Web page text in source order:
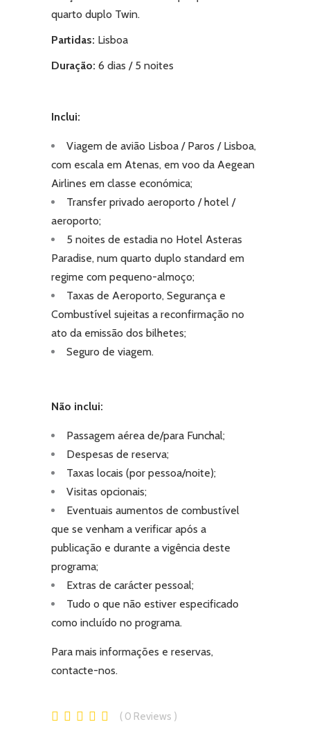
quarto duplo Twin.
Partidas: Lisboa
Duração: 6 dias / 5 noites
Inclui:
Viagem de avião Lisboa / Paros / Lisboa,
com escala em Atenas, em voo da Aegean
Airlines em classe económica;
Transfer privado aeroporto / hotel /
aeroporto;
5 noites de estadia no Hotel Asteras
Paradise, num quarto duplo standard em
regime com pequeno-almoço;
Taxas de Aeroporto, Segurança e
Combustível sujeitas a reconfirmação no
ato da emissão dos bilhetes;
Seguro de viagem.
Não inclui:
Passagem aérea de/para Funchal;
Despesas de reserva;
Taxas locais (por pessoa/noite);
Visitas opcionais;
Eventuais aumentos de combustível
que se venham a verificar após a
publicação e durante a vigência deste
programa;
Extras de carácter pessoal;
Tudo o que não estiver especificado
como incluído no programa.
Para mais informações e reservas,
contacte-nos.
0 Reviews